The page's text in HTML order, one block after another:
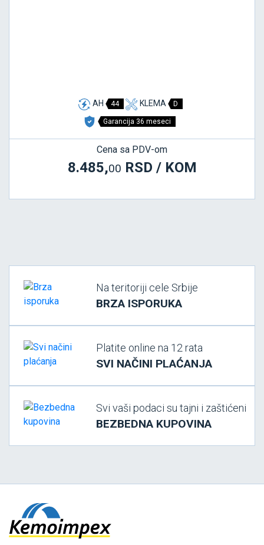
AH 44 KLEMA D
Garancija 36 meseci
Cena sa PDV-om
8.485,00 RSD / KOM
Na teritoriji cele Srbije
BRZA ISPORUKA
Platite online na 12 rata
SVI NAČINI PLAĆANJA
Svi vaši podaci su tajni i zaštićeni
BEZBEDNA KUPOVINA